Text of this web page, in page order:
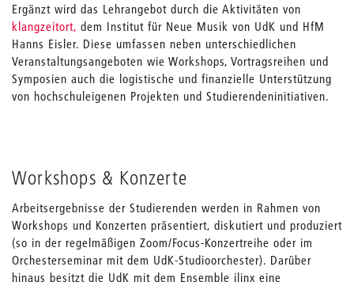
Ergänzt wird das Lehrangebot durch die Aktivitäten von
klangzeitort, dem Institut für Neue Musik von UdK und HfM
Hanns Eisler. Diese umfassen neben unterschiedlichen
Veranstaltungsangeboten wie Workshops, Vortragsreihen und
Symposien auch die logistische und finanzielle Unterstützung
von hochschuleigenen Projekten und Studierendeninitiativen.
Workshops & Konzerte
Arbeitsergebnisse der Studierenden werden in Rahmen von
Workshops und Konzerten präsentiert, diskutiert und produziert
(so in der regelmäßigen Zoom/Focus-Konzertreihe oder im
Orchesterseminar mit dem UdK-Studioorchester). Darüber
hinaus besitzt die UdK mit dem Ensemble ilinx eine